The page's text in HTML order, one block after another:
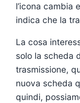
l’icona cambia
indica che la
La cosa
solo la scheda
trasmissione,
nuova scheda
quindi,